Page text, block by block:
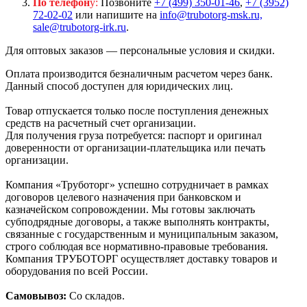
72-02-02 или напишите на info@trubotorg-msk.ru,
sale@trubotorg-irk.ru.
Для оптовых заказов — персональные условия и скидки.
Оплата производится безналичным расчетом через банк.
Данный способ доступен для юридических лиц.
Товар отпускается только после поступления денежных
средств на расчетный счет организации.
Для получения груза потребуется: паспорт и оригинал
доверенности от организации-плательщика или печать
организации.
Компания «Труботорг» успешно сотрудничает в рамках
договоров целевого назначения при банковском и
казначейском сопровождении. Мы готовы заключать
субподрядные договоры, а также выполнять контракты,
связанные с государственным и муниципальным заказом,
строго соблюдая все нормативно-правовые требования.
Компания ТРУБОТОРГ осуществляет доставку товаров и
оборудования по всей России.
Самовывоз: Со складов.